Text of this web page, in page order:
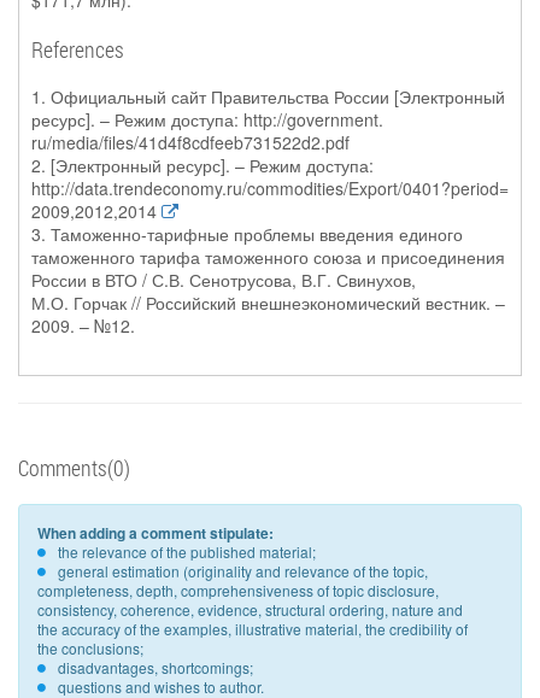
References
1. Официальный сайт Правительства России [Электронный
ресурс]. – Режим доступа: http://government.
ru/media/files/41d4f8cdfeeb731522d2.pdf
2. [Электронный ресурс]. – Режим доступа:
http://data.trendeconomy.ru/commodities/Export/0401?period=
2009,2012,2014
3. Таможенно-тарифные проблемы введения единого
таможенного тарифа таможенного союза и присоединения
России в ВТО / С.В. Сенотрусова, В.Г. Свинухов,
М.О. Горчак // Российский внешнеэкономический вестник. –
2009. – №12.
Comments(0)
When adding a comment stipulate:
the relevance of the published material;
general estimation (originality and relevance of the topic,
completeness, depth, comprehensiveness of topic disclosure,
consistency, coherence, evidence, structural ordering, nature and
the accuracy of the examples, illustrative material, the credibility of
the conclusions;
disadvantages, shortcomings;
questions and wishes to author.